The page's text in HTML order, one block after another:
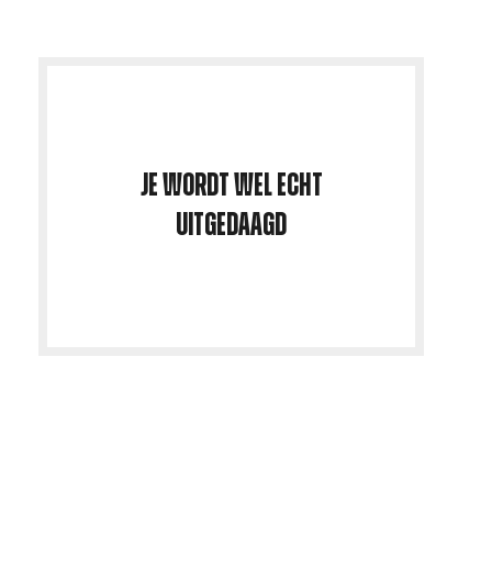
Je wordtwel echt
uitgedaagd